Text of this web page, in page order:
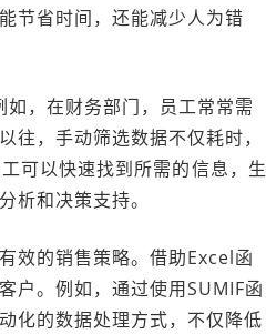
节省时间，还能减少人为错
，在财务部门，员工常常需
，手动筛选数据不仅耗时，
可以快速找到所需的信息，生
析和决策支持。
效的销售策略。借助Excel函
户。例如，通过使用SUMIF函
化的数据处理方式，不仅降低